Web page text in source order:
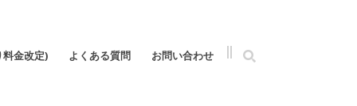
料金改定) よくある質問 お問い合わせ